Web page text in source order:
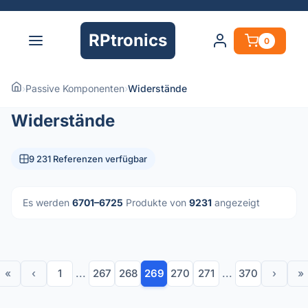
RPtronics 0
›Passive Komponenten›Widerstände
Widerstände
9 231 Referenzen verfügbar
Es werden 6701–6725 Produkte von 9231 angezeigt
« ‹ 1 ... 267 268 269 270 271 ... 370 › »